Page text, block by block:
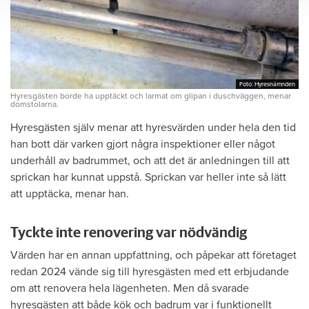
Foto: Hyresnämnden
Foto: Hyresnämnden
Hyresgästen borde ha upptäckt och larmat om glipan i duschväggen, menar
domstolarna.
Hyresgästen själv menar att hyresvärden under hela den tid
han bott där varken gjort några inspektioner eller något
underhåll av badrummet, och att det är anledningen till att
sprickan har kunnat uppstå. Sprickan var heller inte så lätt
att upptäcka, menar han.
Tyckte inte renovering var nödvändig
Värden har en annan uppfattning, och påpekar att företaget
redan 2024 vände sig till hyresgästen med ett erbjudande
om att renovera hela lägenheten. Men då svarade
hyresgästen att både kök och badrum var i funktionellt